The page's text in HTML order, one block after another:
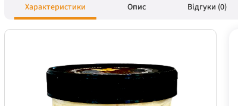
Характеристики Опис Відгуки (0)